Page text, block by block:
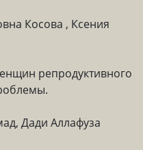
Косова , Ксения
репродуктивного
Дади Аллафуза